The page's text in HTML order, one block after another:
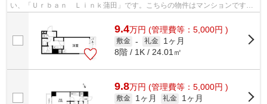
い、「Ｕｒｂａｎ Ｌｉｎｋ蒲田」です。こちらの物件はマンションです。
エレベーター付きの物件です。大田区...
9.4万円 (管理費等：5,000円 )
敷金 - 礼金
1ヶ月
8階 / 1K / 24.01㎡
9.8万円 (管理費等：5,000円 )
敷金 1ヶ月 礼金
1ヶ月